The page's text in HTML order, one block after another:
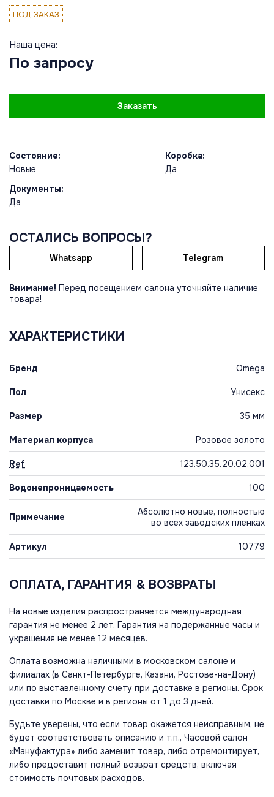
ПОД ЗАКАЗ
Наша цена:
По запросу
Заказать
Состояние:
Новые
Коробка:
Да
Документы:
Да
ОСТАЛИСЬ ВОПРОСЫ?
Whatsapp Telegram
Внимание! Перед посещением салона уточняйте наличие
товара!
ХАРАКТЕРИСТИКИ
Бренд Omega
Пол Унисекс
Размер 35 мм
Материал корпуса Розовое золото
Ref 123.50.35.20.02.001
Водонепроницаемость 100
Примечание
Абсолютно новые, полностью
во всех заводских пленках
Артикул 10779
ОПЛАТА, ГАРАНТИЯ & ВОЗВРАТЫ
На новые изделия распространяется международная
гарантия не менее 2 лет. Гарантия на подержанные часы и
украшения не менее 12 месяцев.
Оплата возможна наличными в московском салоне и
филиалах (в Санкт-Петербурге, Казани, Ростове-на-Дону)
или по выставленному счету при доставке в регионы. Срок
доставки по Москве и в регионы от 1 до 3 дней.
Будьте уверены, что если товар окажется неисправным, не
будет соответствовать описанию и т.п., Часовой салон
«Мануфактура» либо заменит товар, либо отремонтирует,
либо предоставит полный возврат средств, включая
стоимость почтовых расходов.